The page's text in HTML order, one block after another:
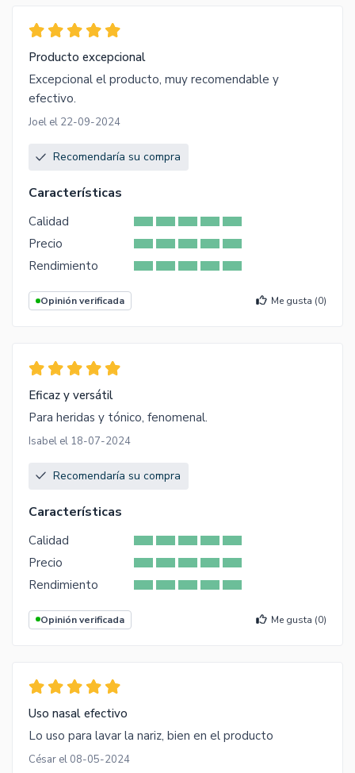
Producto excepcional
Excepcional el producto, muy recomendable y
efectivo.
Joel el 22-09-2024
Recomendaría su compra
Características
Calidad
Precio
Rendimiento
Opinión verificada Me gusta (0)
Eficaz y versátil
Para heridas y tónico, fenomenal.
Isabel el 18-07-2024
Recomendaría su compra
Características
Calidad
Precio
Rendimiento
Opinión verificada Me gusta (0)
Uso nasal efectivo
Lo uso para lavar la nariz, bien en el producto
César el 08-05-2024